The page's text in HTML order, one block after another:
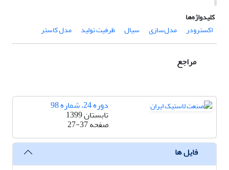
کلیدواژه‌ها
اکسترودر
مدل‌سازی سیال ظرفیت تولید مدل کاستر
مراجع
دوره 24، شماره 98
تابستان 1399
صفحه27-37
فایل ها